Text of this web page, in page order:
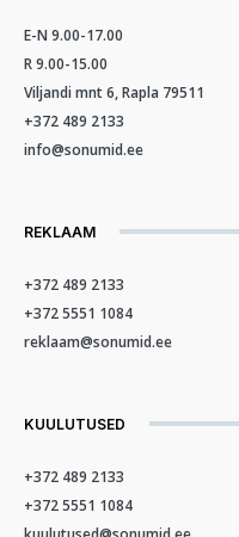
E-N 9.00-17.00
R 9.00-15.00
Viljandi mnt 6, Rapla 79511
+372 489 2133
info@sonumid.ee
REKLAAM
+372 489 2133
+372 5551 1084
reklaam@sonumid.ee
KUULUTUSED
+372 489 2133
+372 5551 1084